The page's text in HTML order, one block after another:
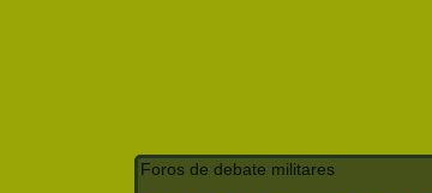
Foros de debate militares